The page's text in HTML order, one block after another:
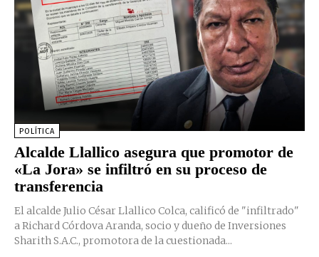
POLÍTICA
Alcalde Llallico asegura que promotor de
«La Jora» se infiltró en su proceso de
transferencia
El alcalde Julio César Llallico Colca, calificó de "infiltrado"
a Richard Córdova Aranda, socio y dueño de Inversiones
Sharith S.A.C., promotora de la cuestionada...